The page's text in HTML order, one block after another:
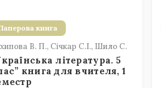
книга
В. П., Січкар С.І., Шило С.
література. 5
книга для вчителя, 1